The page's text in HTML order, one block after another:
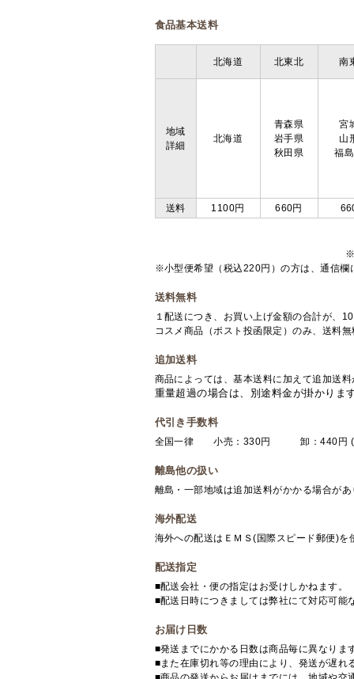
食品基本送料
北海道 北東北 南
地域
詳細
北海道
青森県
岩手県
秋田県
宮
山
福
送料 1100円 660円
※
※小型便希望（税込220円）の方は、通信欄
送料無料
１配送につき、お買い上げ金額の合計が、
コスメ商品（ポスト投函限定）のみ、送料
追加送料
商品によっては、基本送料に加えて追加送
重量超過の場合は、別途料金が掛かりま
代引き手数料
全国一律 小売：330円 卸：440円 (
離島他の扱い
離島・一部地域は追加送料がかかる場合が
海外配送
海外への配送はＥＭＳ(国際スピード郵便)
配送指定
■配送会社・便の指定はお受けしかねます。
■配送日時につきましては弊社にて対応可能
お届け日数
■発送までにかかる日数は商品毎に異なりま
■また在庫切れ等の理由により、発送が遅れ